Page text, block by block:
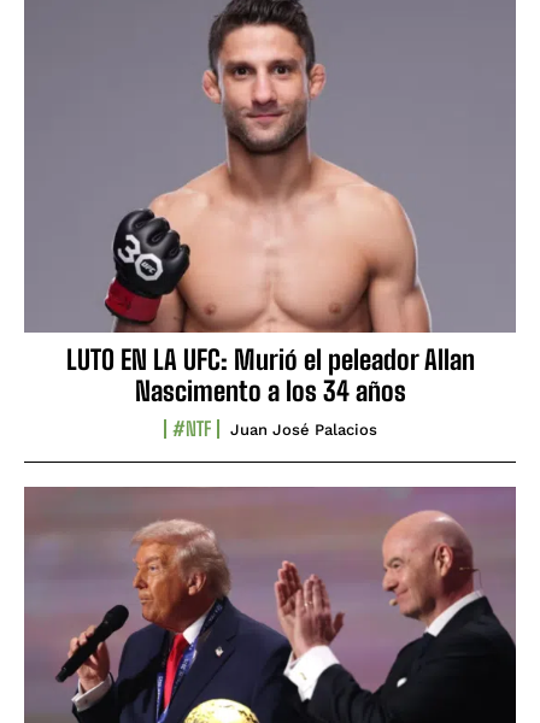
LUTO EN LA UFC: Murió el peleador Allan
Nascimento a los 34 años
#NTF Juan José Palacios